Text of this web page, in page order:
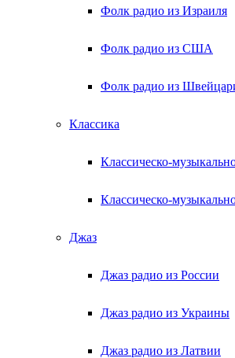
Фолк радио из Израиля
Фолк радио из США
Фолк радио из
Классика
Классическо-
Классическо-
Джаз
Джаз радио из России
Джаз радио из Украины
Джаз радио из Латвии